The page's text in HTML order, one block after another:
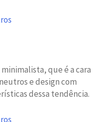
que é a cara
e design com
dessa tendência.